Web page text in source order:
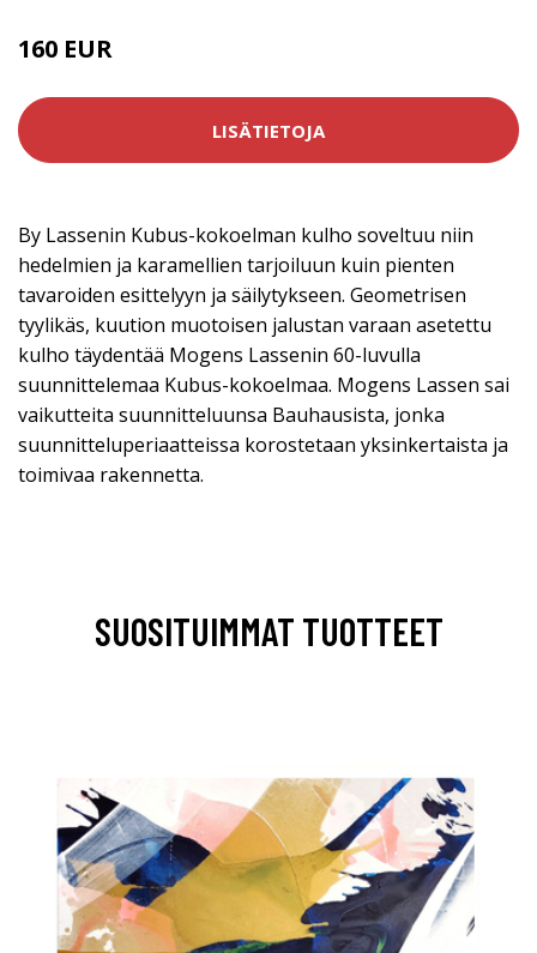
160 EUR
LISÄTIETOJA
By Lassenin Kubus-kokoelman kulho soveltuu niin
hedelmien ja karamellien tarjoiluun kuin pienten
tavaroiden esittelyyn ja säilytykseen. Geometrisen
tyylikäs, kuution muotoisen jalustan varaan asetettu
kulho täydentää Mogens Lassenin 60-luvulla
suunnittelemaa Kubus-kokoelmaa. Mogens Lassen sai
vaikutteita suunnitteluunsa Bauhausista, jonka
suunnitteluperiaatteissa korostetaan yksinkertaista ja
toimivaa rakennetta.
SUOSITUIMMAT TUOTTEET